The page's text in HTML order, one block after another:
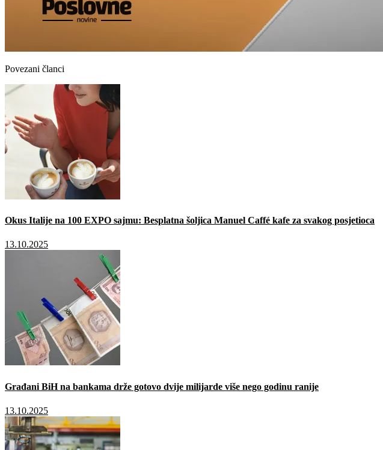
Povezani članci
Okus Italije na 100 EXPO sajmu: Besplatna šoljica Manuel Caffé kafe za svakog posjetioca
13.10.2025
Građani BiH na bankama drže gotovo dvije milijarde više nego godinu ranije
13.10.2025